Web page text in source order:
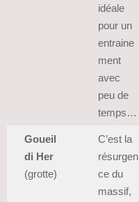
idéale
pour un
entraine
ment
avec
peu de
temps…
Goueil
di Her
(grotte)
C’est la
résurgen
ce du
massif,